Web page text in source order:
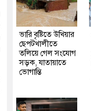
ভারি বৃষ্টিতে উখিয়ার
ছেপটখালীতে
তলিয়ে গেল সংযোগ
সড়ক, যাতায়াতে
ভোগান্তি